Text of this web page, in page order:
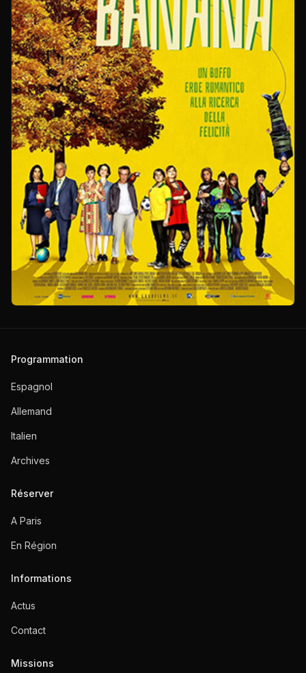
Programmation
Espagnol
Allemand
Italien
Archives
Réserver
A Paris
En Région
Informations
Actus
Contact
Missions